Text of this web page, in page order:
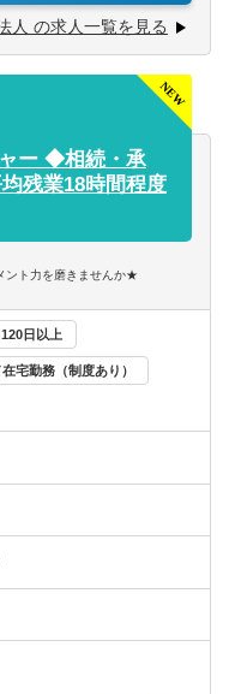
：
携したオウンドメディ
顧客へのメルマガ配信
、自社ブランドの価値
れます。広告運用から
がける領域は幅広く、
成長に直接寄与してい
人 の求人一覧を見る
ャー ◆相続・承
残業18時間程度
ント力を磨きませんか★
日以上
宅勤務（制度あり）